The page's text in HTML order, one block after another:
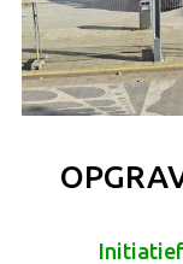
Initiatief